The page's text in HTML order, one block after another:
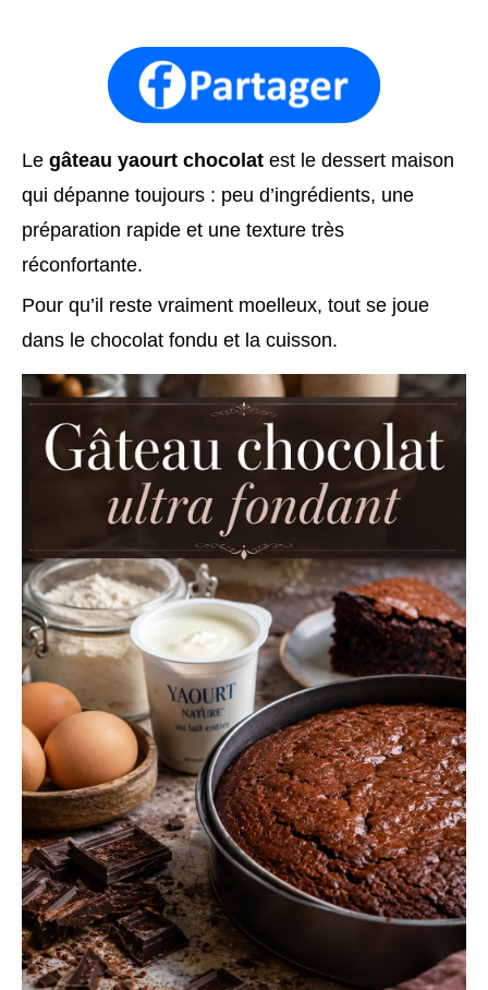
Le gâteau yaourt chocolat est le dessert maison
qui dépanne toujours : peu d’ingrédients, une
préparation rapide et une texture très
réconfortante.
Pour qu’il reste vraiment moelleux, tout se joue
dans le chocolat fondu et la cuisson.